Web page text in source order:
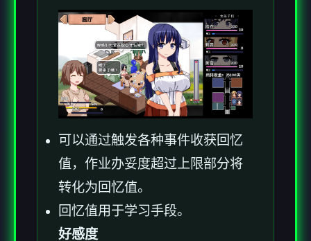
可以通过触发各种事件收获回忆
值，作业办妥度超过上限部分将
转化为回忆值。
回忆值用于学习手段。
好感度